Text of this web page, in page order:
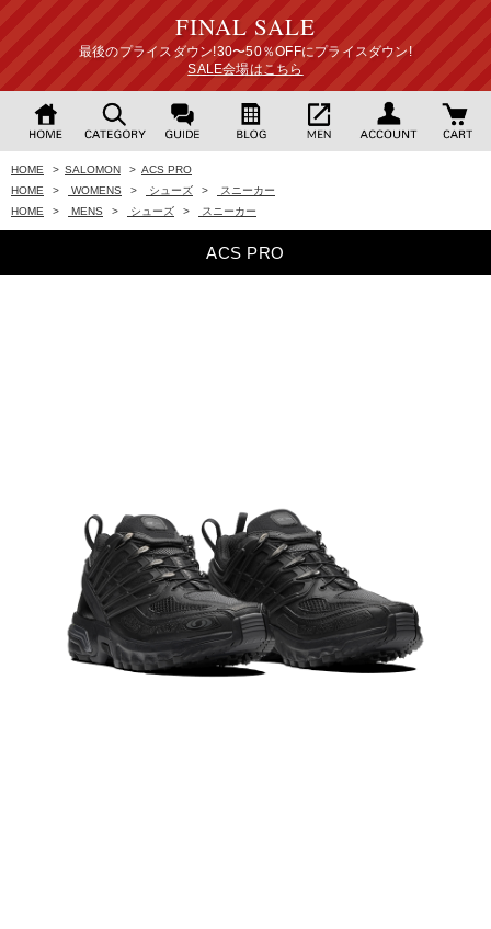
FINAL SALE
最後のプライスダウン!30〜50％OFFにプライスダウン!
SALE会場はこちら
HOME > SALOMON > ACS PRO
HOME
> WOMENS > シューズ >
スニーカー
HOME
> MENS > シューズ > スニーカー
ACS PRO